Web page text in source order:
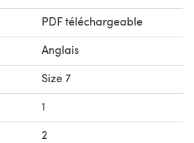
PDF téléchargeable
Anglais
Size 7
1
2